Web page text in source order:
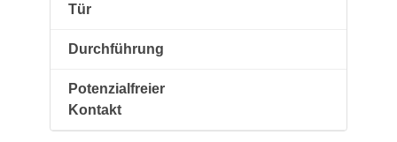
Tür
Durchführung
Potenzialfreier
Kontakt